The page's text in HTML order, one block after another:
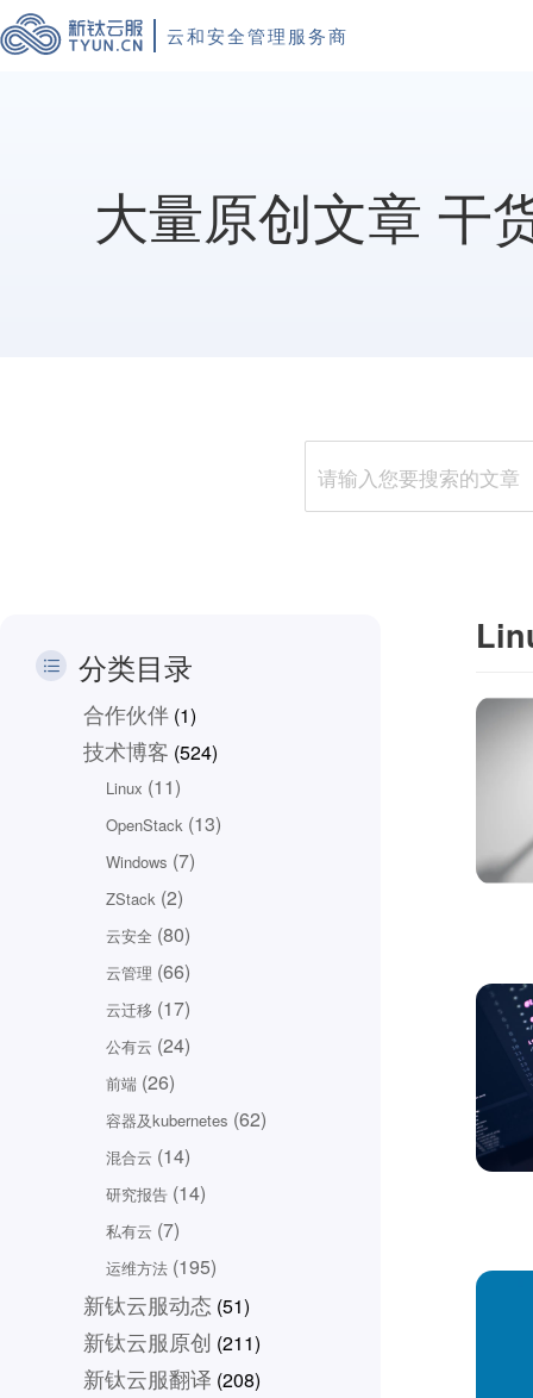
云和安全管理服务商
大量原创文章 干
分类目录
合作伙伴 (1)
技术博客 (524)
Linux (11)
OpenStack (13)
Windows (7)
ZStack (2)
云安全 (80)
云管理 (66)
云迁移 (17)
公有云 (24)
前端 (26)
容器及kubernetes (62)
混合云 (14)
研究报告 (14)
私有云 (7)
运维方法 (195)
新钛云服动态 (51)
新钛云服原创 (211)
新钛云服翻译 (208)